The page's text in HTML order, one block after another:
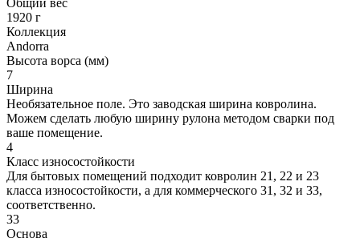
Общий вес
1920 г
Коллекция
Andorra
Высота ворса (мм)
7
Ширина
Необязательное поле. Это заводская ширина ковролина.
Можем сделать любую ширину рулона методом сварки под
ваше помещение.
4
Класс износостойкости
Для бытовых помещений подходит ковролин 21, 22 и 23
класса износостойкости, а для коммерческого 31, 32 и 33,
соответственно.
33
Основа